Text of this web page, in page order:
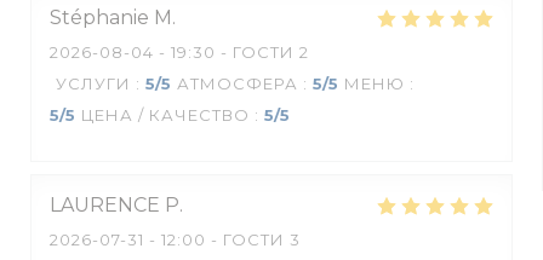
Stéphanie M
2026-08-04 - 19:30 - ГОСТИ 2
УСЛУГИ : 5/5 АТМОСФЕРА : 5/5 МЕНЮ :
5/5 ЦЕНА / КАЧЕСТВО : 5/5
LAURENCE P
2026-07-31 - 12:00 - ГОСТИ 3